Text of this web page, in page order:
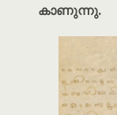
കാണുന്നു.